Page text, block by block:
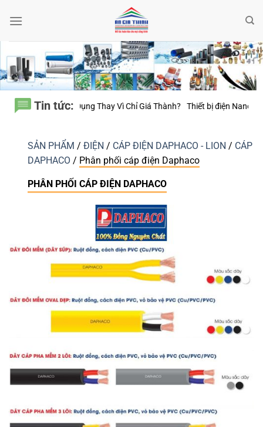
qua
Tin tức:
Thành? Thiết bị điện Nanoco – Vì sao những công trình bền vững
SẢN PHẨM / ĐIỆN / CÁP ĐIỆN DAPHACO - LION / CÁP
DAPHACO / Phân phối cáp điện Daphaco
PHÂN PHỐI CÁP ĐIỆN DAPHACO